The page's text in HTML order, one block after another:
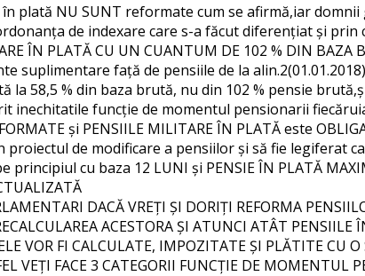
plată NU SUNT reformate cum se afirmă,iar
de indexare care s-a făcut diferențiat și prin
ÎN PLATĂ CU UN CUANTUM DE 102 % DIN BAZA
suplimentare față de pensiile de la
la 58,5 % din baza brută, nu din 102 % pensie
inechitatile funcție de momentul pensionarii
și PENSIILE MILITARE ÎN PLATĂ este
proiectul de modificare a pensiilor și să fie legiferat ca
principiul cu baza 12 LUNI și PENSIE ÎN PLATĂ
DACĂ VREȚI ȘI DORIȚI REFORMA
ACESTORA ȘI ATUNCI ATÂT PENSIILE
VOR FI CALCULATE, IMPOZITATE ȘI PLĂTITE CU O
VEȚI FACE 3 CATEGORII FUNCȚIE DE MOMENTUL